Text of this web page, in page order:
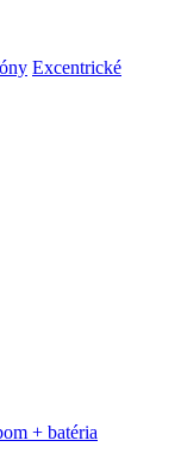
Excentrické
+ batéria